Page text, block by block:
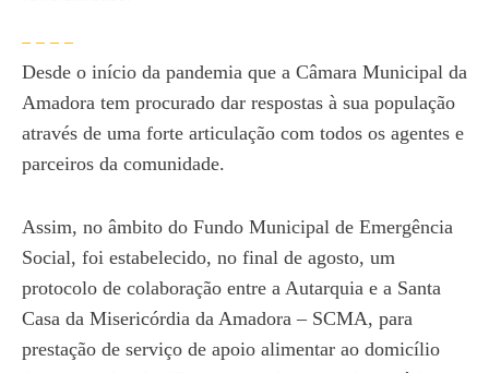
Desde o início da pandemia que a Câmara Municipal da
Amadora tem procurado dar respostas à sua população
através de uma forte articulação com todos os agentes e
parceiros da comunidade.
Assim, no âmbito do Fundo Municipal de Emergência
Social, foi estabelecido, no final de agosto, um
protocolo de colaboração entre a Autarquia e a Santa
Casa da Misericórdia da Amadora – SCMA, para
prestação de serviço de apoio alimentar ao domicílio